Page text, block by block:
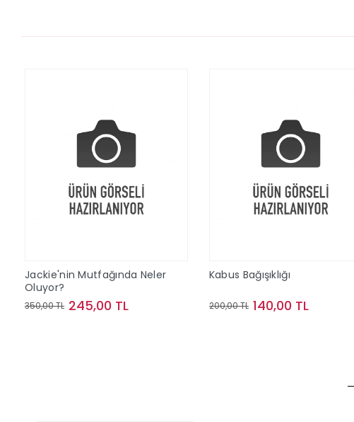
Jackie'nin Mutfağında Neler
Oluyor?
350,00 TL 245,00 TL
Kabus Bağışıklığı
200,00 TL 140,00 TL